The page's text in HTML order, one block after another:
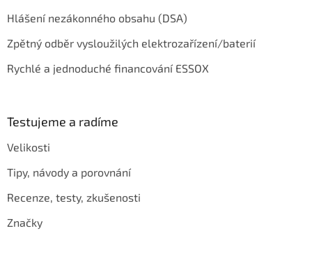
Hlášení nezákonného obsahu (DSA)
Zpětný odběr vysloužilých elektrozařízení/baterií
Rychlé a jednoduché financování ESSOX
Testujeme a radíme
Velikosti
Tipy, návody a porovnání
Recenze, testy, zkušenosti
Značky